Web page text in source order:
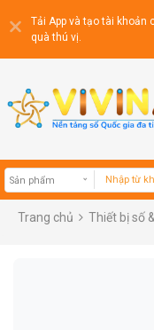
Tải App và tạo tài khoản
quà thú vị.
Trang chủ Thiết bị số